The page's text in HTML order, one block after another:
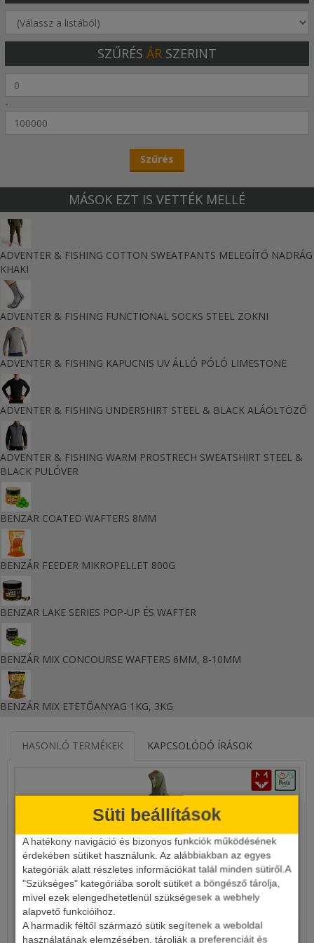
Süti beállítások
A hatékony navigáció és bizonyos funkciók működésének
érdekében sütiket használunk. Az alábbiakban az egyes
kategóriák alatt részletes információkat talál minden sütiről.A
"Szükséges" kategóriába sorolt sütiket a böngésző tárolja,
mivel ezek elengedhetetlenül szükségesek a webhely
alapvető funkcióihoz.
A harmadik féltől származó sütik segítenek a weboldal
használatának elemzésében, tárolják a preferenciáit és
SZŰRÉS ÁR SZERINT
-
MÁSOK EZT IS VETTÉK MELLÉ
ADVENTER & FISHING COTTON SWEATPANTS MELEGÍTŐ NADRÁG
KHAKI
ADVENTER & FISHING FUNCTIONAL SOCKS STEEL ZOKNI
ADVENTER & FISHING KAPUCNIS UV ÁLLÓ PÓLÓ LIMESTONE
ADVENTER & FISHING UNDERSHIRT STEEL & BLACK ALÁÖLTÖZŐ
ADVENTER & FISHING WARM PROSTRECH SWEATSHIRT STEEL &
BLACK PULÓVER
BENZAR COATED WAFTERS 8MM
BENZÁR FEEDER MIKROPELLET 800G
BENZAR LAKE SERIES POP-UP ÉS WAFTER
BENZÁR MIX CONCOURSE WAFTERS 6MM, 8-10MM
BENZÁR MIX ETETŐANYAG 1KG, 3KG
HASONLÓ TERMÉKEK KAPCSOLÓDÓ ÍRÁSOK
ET PVC PONCHO M
1 590 Ft